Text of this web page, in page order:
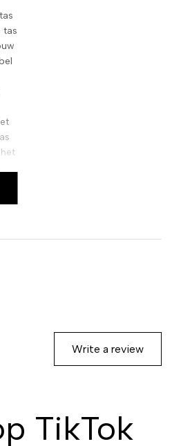
tas
Write a review
TikTok